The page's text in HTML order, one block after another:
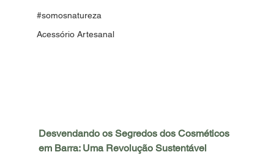
#somosnatureza
Acessório Artesanal
Desvendando os Segredos dos Cosméticos
em Barra: Uma Revolução Sustentável